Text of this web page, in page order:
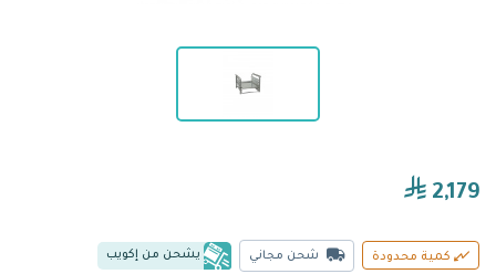
2,179
كمية محدودة شحن مجاني يشحن من إكويب